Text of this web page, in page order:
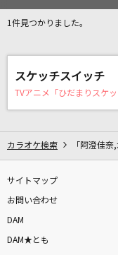
リアルタ
ロングヘアー
いつか何もない世
マカロニえんぴつ
[生音]マリーゴー
1件見つかりました。
スケッチスイッチ
TVアニメ「ひだまりスケ
カラオケ検索 「阿澄佳
サイトマップ
お問い合わせ
DAM
DAM★とも